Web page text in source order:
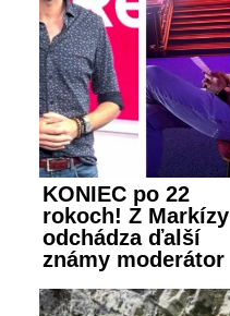
KONIEC po 22
rokoch! Z Markízy
odchádza ďalší
známy moderátor